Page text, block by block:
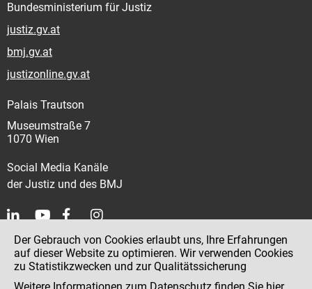
Bundesministerium für Justiz
justiz.gv.at
bmj.gv.at
justizonline.gv.at
Palais Trautson
Museumstraße 7
1070 Wien
Social Media Kanäle
der Justiz und des BMJ
Kontakt
Impressum
Der Gebrauch von Cookies erlaubt uns, Ihre Erfahrungen
auf dieser Website zu optimieren. Wir verwenden Cookies
zu Statistikzwecken und zur Qualitätssicherung